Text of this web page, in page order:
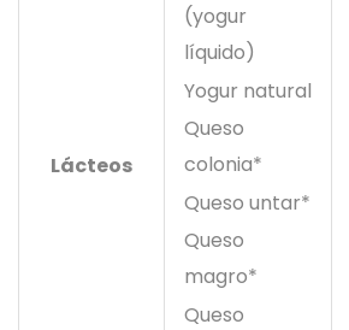
Lácteos
(yogur
líquido)
Yogur natural
Queso
colonia*
Queso untar*
Queso
magro*
Queso